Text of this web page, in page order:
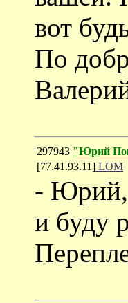
вот
По
297943 "Юрий
[77.41.93.11] LOM
- Юрий,
и буду